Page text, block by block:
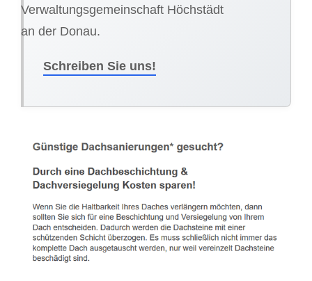
Verwaltungsgemeinschaft Höchstädt
an der Donau.
Schreiben Sie uns!